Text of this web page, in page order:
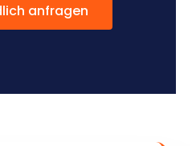
anfragen